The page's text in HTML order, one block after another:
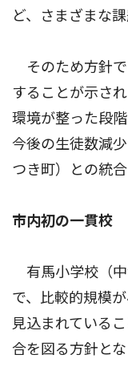
ど、さまざまな
そのため方針で
することが示さ
環境が整った段
今後の生徒数減
つき町）との統
市内初の一貫校
有馬小学校（中
で、比較的規模
見込まれている
合を図る方針とな